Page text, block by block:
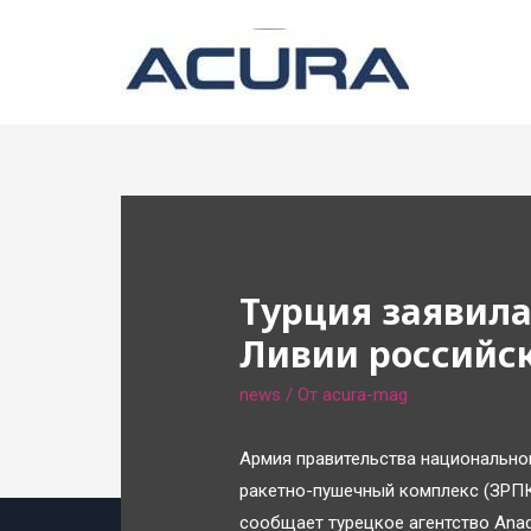
Турция
Ливии
news / От acura-mag
Армия правительства
ракетно-пушечный комплекс
сообщает турецкое агентство